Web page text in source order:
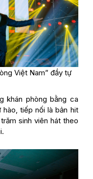
Việt Nam” đầy tự
khán phòng bằng ca
tiếp nối là bản hit
sinh viên hát theo